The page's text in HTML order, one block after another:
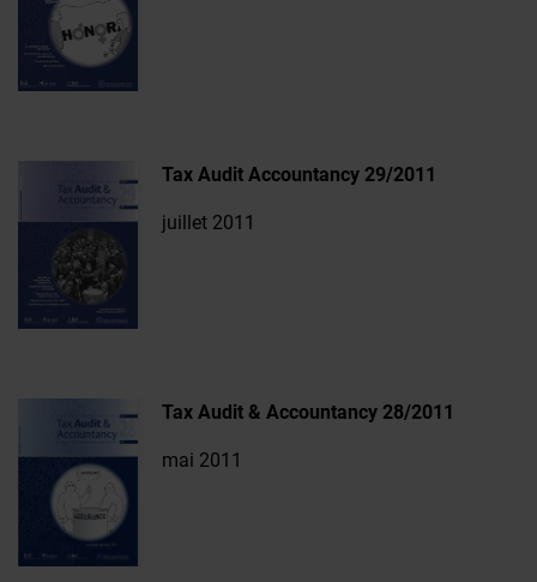
Tax Audit Accountancy 29/2011
juillet 2011
Tax Audit & Accountancy 28/2011
mai 2011